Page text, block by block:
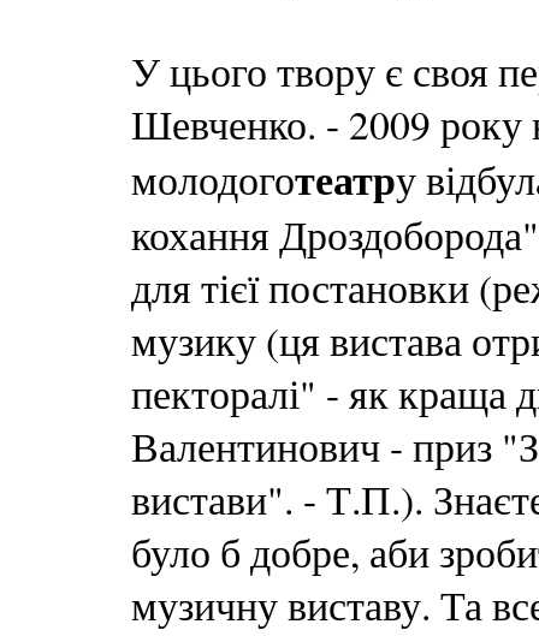
У цього твору є своя
Шевченко. - 2009 року
молодоготеатру
кохання
для тієї постановки
музику (ця вистава
пекторалі" - як краща
Валентинович - приз
вистави". - Т.П.).
було б добре, аби
музичну виставу. Та